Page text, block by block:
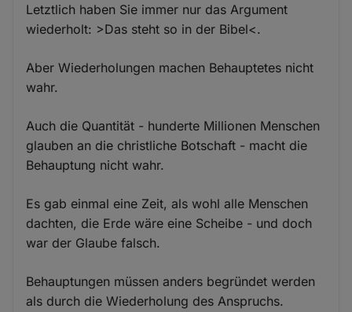
Letztlich haben Sie immer nur das Argument
wiederholt: >Das steht so in der Bibel<.
Aber Wiederholungen machen Behauptetes nicht
wahr.
Auch die Quantität - hunderte Millionen Menschen
glauben an die christliche Botschaft - macht die
Behauptung nicht wahr.
Es gab einmal eine Zeit, als wohl alle Menschen
dachten, die Erde wäre eine Scheibe - und doch
war der Glaube falsch.
Behauptungen müssen anders begründet werden
als durch die Wiederholung des Anspruchs.